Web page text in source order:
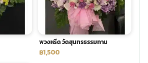
พวงหรีด วัดสุนทรธรรมทาน
฿1,500